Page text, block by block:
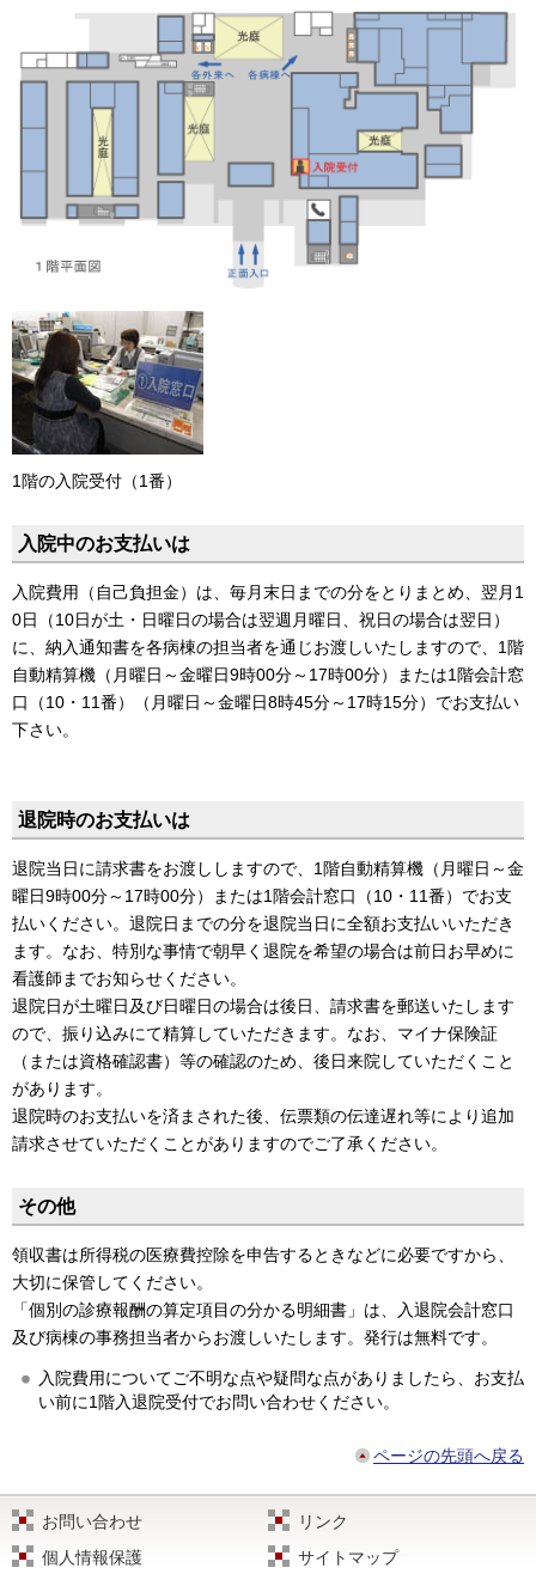
1階の入院受付（1番）
入院中のお支払いは
入院費用（自己負担金）は、毎月末日までの分をとりまとめ、翌月1
0日（10日が土・日曜日の場合は翌週月曜日、祝日の場合は翌日）
に、納入通知書を各病棟の担当者を通じお渡しいたしますので、1階
自動精算機（月曜日～金曜日9時00分～17時00分）または1階会計窓
口（10・11番）（月曜日～金曜日8時45分～17時15分）でお支払い
下さい。
退院時のお支払いは
退院当日に請求書をお渡ししますので、1階自動精算機（月曜日～金
曜日9時00分～17時00分）または1階会計窓口（10・11番）でお支
払いください。退院日までの分を退院当日に全額お支払いいただき
ます。なお、特別な事情で朝早く退院を希望の場合は前日お早めに
看護師までお知らせください。
退院日が土曜日及び日曜日の場合は後日、請求書を郵送いたします
ので、振り込みにて精算していただきます。なお、マイナ保険証
（または資格確認書）等の確認のため、後日来院していただくこと
があります。
退院時のお支払いを済まされた後、伝票類の伝達遅れ等により追加
請求させていただくことがありますのでご了承ください。
その他
領収書は所得税の医療費控除を申告するときなどに必要ですから、
大切に保管してください。
「個別の診療報酬の算定項目の分かる明細書」は、入退院会計窓口
及び病棟の事務担当者からお渡しいたします。発行は無料です。
入院費用についてご不明な点や疑問な点がありましたら、お支払
い前に1階入退院受付でお問い合わせください。
ページの先頭へ戻る
お問い合わせ
リンク
個人情報保護
サイトマップ